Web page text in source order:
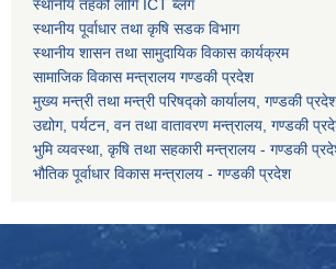
स्थानीय तहको लागि ICT ब्लग
स्थानीय पूर्वाधार तथा कृषि सडक विभाग
स्थानीय शासन तथा सामुदायिक विकास कार्यक्रम
सामाजिक विकास मन्त्रालय गण्डकी प्रदेश
मुख्य मन्त्री तथा मन्त्री परिषद्को कार्यालय, गण्डकी
उद्योग, पर्यटन, वन तथा वातावरण मन्त्रालय, गण्डकी
भुमि व्यवस्था, कृषि तथा सहकारी मन्त्रालय - गण्डकी
भौतिक पूर्वाधार विकास मन्त्रालय - गण्डकी प्रदेश